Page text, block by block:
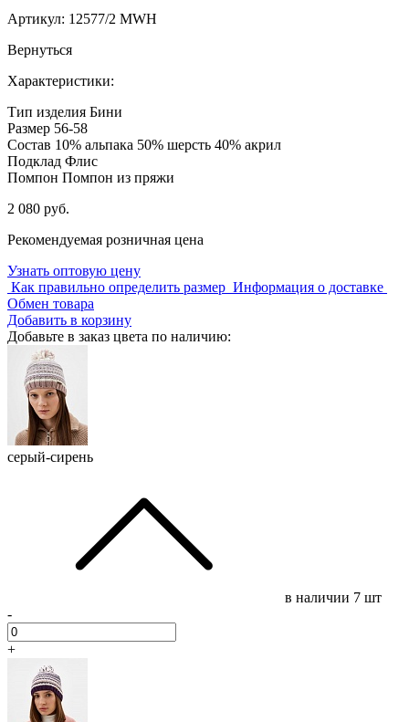
Артикул: 12577/2 MWH
Вернуться
Характеристики:
Тип изделия Бини
Размер 56-58
Состав 10% альпака 50% шерсть 40% акрил
Подклад Флис
Помпон Помпон из пряжи
2 080 руб.
Рекомендуемая розничная цена
Узнать оптовую цену
Как правильно определить размер Информация о доставке
Обмен товара
Добавить в корзину
Добавьте в заказ цвета по наличию:
серый-сирень
в наличии 7 шт
-
+